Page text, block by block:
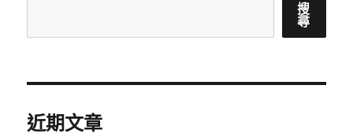
搜
尋
近期文章